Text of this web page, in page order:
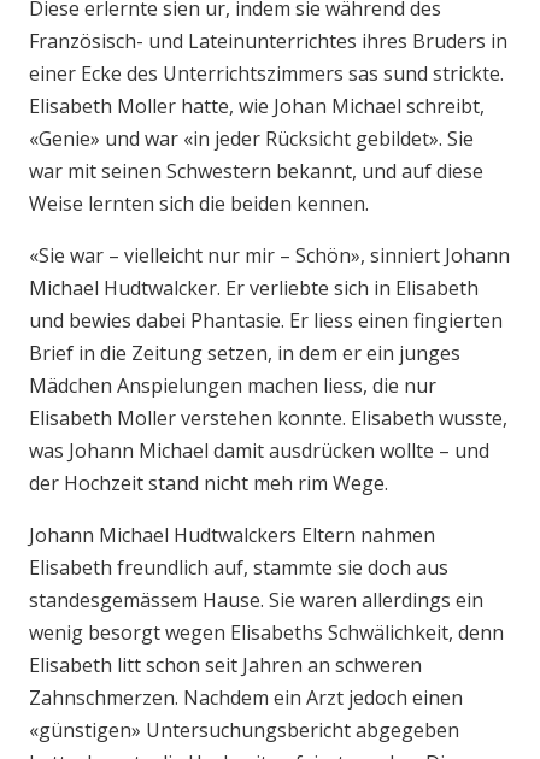
Diese erlernte sien ur, indem sie während des
Französisch- und Lateinunterrichtes ihres Bruders in
einer Ecke des Unterrichtszimmers sas sund strickte.
Elisabeth Moller hatte, wie Johan Michael schreibt,
«Genie» und war «in jeder Rücksicht gebildet». Sie
war mit seinen Schwestern bekannt, und auf diese
Weise lernten sich die beiden kennen.
«Sie war – vielleicht nur mir – Schön», sinniert Johann
Michael Hudtwalcker. Er verliebte sich in Elisabeth
und bewies dabei Phantasie. Er liess einen fingierten
Brief in die Zeitung setzen, in dem er ein junges
Mädchen Anspielungen machen liess, die nur
Elisabeth Moller verstehen konnte. Elisabeth wusste,
was Johann Michael damit ausdrücken wollte – und
der Hochzeit stand nicht meh rim Wege.
Johann Michael Hudtwalckers Eltern nahmen
Elisabeth freundlich auf, stammte sie doch aus
standesgemässem Hause. Sie waren allerdings ein
wenig besorgt wegen Elisabeths Schwälichkeit, denn
Elisabeth litt schon seit Jahren an schweren
Zahnschmerzen. Nachdem ein Arzt jedoch einen
«günstigen» Untersuchungsbericht abgegeben